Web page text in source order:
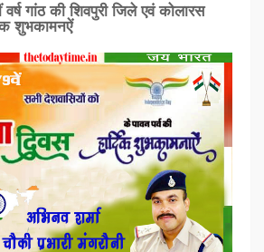
गांठ की शिवपुरी जिले एवं कोलारस
शुभकामनऐं